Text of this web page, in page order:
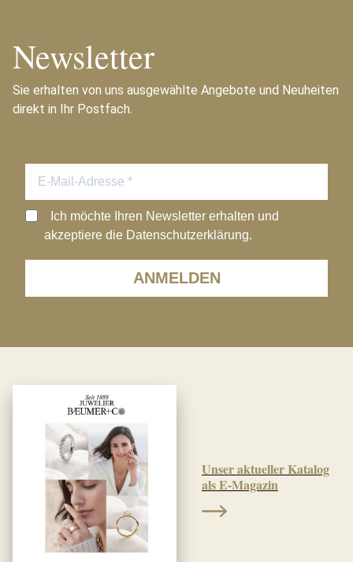
Newsletter
Sie erhalten von uns ausgewählte Angebote und Neuheiten
direkt in Ihr Postfach.
ANMELDEN
Ich möchte Ihren Newsletter erhalten und
akzeptiere die Datenschutzerklärung.
Unser aktueller Katalog
als E-Magazin